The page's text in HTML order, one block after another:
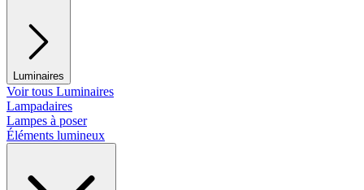
Luminaires
Voir tous Luminaires
Lampadaires
Lampes à poser
Éléments lumineux